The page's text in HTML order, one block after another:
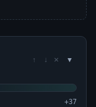
↑ ↓ ×
+37